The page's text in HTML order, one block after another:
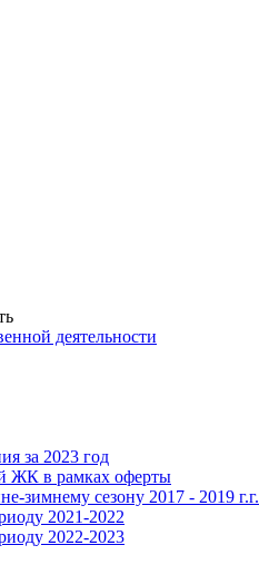
деятельности
за 2023 год
ЖК в рамках оферты
зимнему сезону 2017 - 2019 г.г.
2021-2022
2022-2023